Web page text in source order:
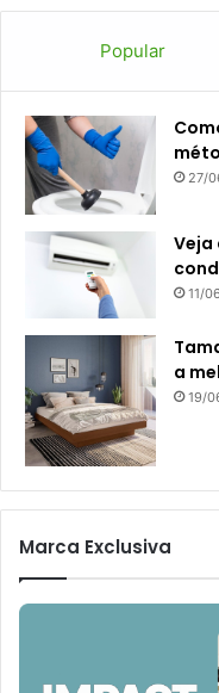
Popular
27/
Veja
11/
a
19/
Marca Exclusiva